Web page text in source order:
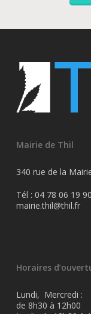
Mairie de Thil
340 rue de la
Tél : 04 78 06 19 90
mairie.thil@thil.fr
Horaires
Lundi, Mercredi :
de 8h30 à 12h00